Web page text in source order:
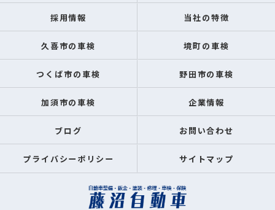
採用情報 当社の特徴
久喜市の車検 境町の車検
つくば市の車検 野田市の車検
加須市の車検 企業情報
ブログ お問い合わせ
プライバシーポリシー サイトマップ